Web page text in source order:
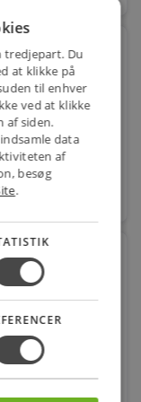
Ø200-125 mm
stk.
MM
stk.
tredjepart. Du
at klikke på
til enhver
ved at klikke
af siden.
data
af
besøg
.